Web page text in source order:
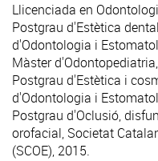
Llicenciada en
Postgrau d'Estètica
d'Odontologia i
Màster
Postgrau d'Estètica i
d'Odontologia i
Postgrau d'Oclusió,
orofacial, Societat
(SCOE), 2015.